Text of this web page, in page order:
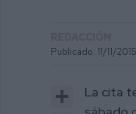
Publicado: 11/11/2015
Share
La cita